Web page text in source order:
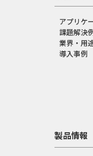
アプリケ
課題解決
業界・用
導入事例
製品情報